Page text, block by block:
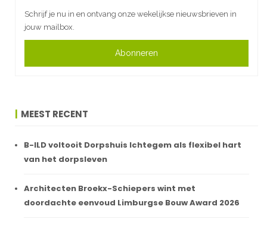
Schrijf je nu in en ontvang onze wekelijkse nieuwsbrieven in
jouw mailbox.
Abonneren
MEEST RECENT
B-ILD voltooit Dorpshuis Ichtegem als flexibel hart
van het dorpsleven
Architecten Broekx-Schiepers wint met
doordachte eenvoud Limburgse Bouw Award 2026